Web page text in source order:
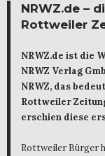
NRWZ.de –
Rottweiler
NRWZ.de ist die
NRWZ Verlag
NRWZ, das
Rottweiler
erschien diese
Rottweiler Bürger